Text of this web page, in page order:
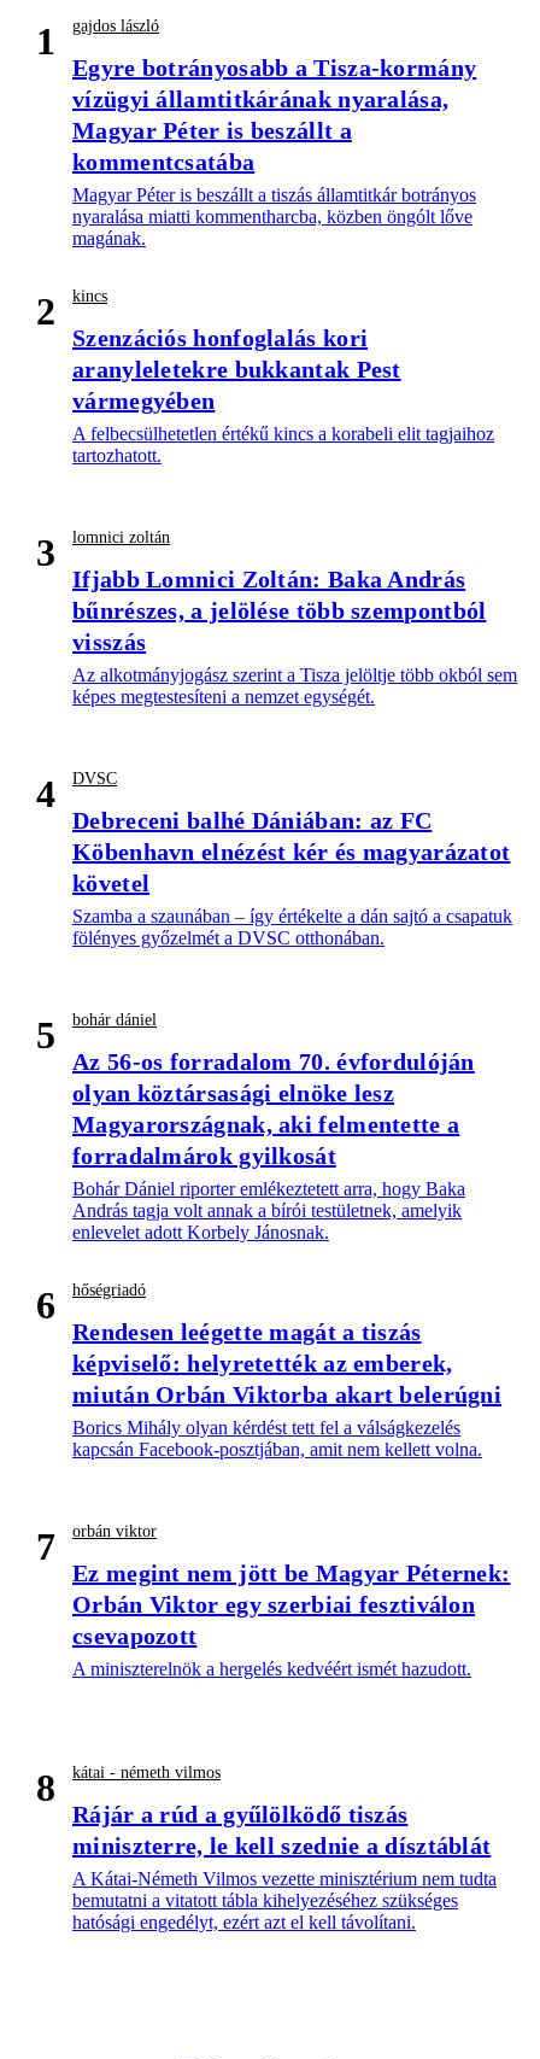
1 gajdos lászló
Egyre botrányosabb a Tisza-kormány
vízügyi államtitkárának nyaralása,
Magyar Péter is beszállt a
kommentcsatába
Magyar Péter is beszállt a tiszás államtitkár botrányos
nyaralása miatti kommentharcba, közben öngólt lőve
magának.
2 kincs
Szenzációs honfoglalás kori
aranyleletekre bukkantak Pest
vármegyében
A felbecsülhetetlen értékű kincs a korabeli elit tagjaihoz
tartozhatott.
3 lomnici zoltán
Ifjabb Lomnici Zoltán: Baka András
bűnrészes, a jelölése több szempontból
visszás
Az alkotmányjogász szerint a Tisza jelöltje több okból sem
képes megtestesíteni a nemzet egységét.
4 DVSC
Debreceni balhé Dániában: az FC
Köbenhavn elnézést kér és magyarázatot
követel
Szamba a szaunában – így értékelte a dán sajtó a csapatuk
fölényes győzelmét a DVSC otthonában.
5 bohár dániel
Az 56-os forradalom 70. évfordulóján
olyan köztársasági elnöke lesz
Magyarországnak, aki felmentette a
forradalmárok gyilkosát
Bohár Dániel riporter emlékeztetett arra, hogy Baka
András tagja volt annak a bírói testületnek, amelyik
enlevelet adott Korbely Jánosnak.
6 hőségriadó
Rendesen leégette magát a tiszás
képviselő: helyretették az emberek,
miután Orbán Viktorba akart belerúgni
Borics Mihály olyan kérdést tett fel a válságkezelés
kapcsán Facebook-posztjában, amit nem kellett volna.
7 orbán viktor
Ez megint nem jött be Magyar Péternek:
Orbán Viktor egy szerbiai fesztiválon
csevapozott
A miniszterelnök a hergelés kedvéért ismét hazudott.
8 kátai - németh vilmos
Rájár a rúd a gyűlölködő tiszás
miniszterre, le kell szednie a dísztáblát
A Kátai-Németh Vilmos vezette minisztérium nem tudta
bemutatni a vitatott tábla kihelyezéséhez szükséges
hatósági engedélyt, ezért azt el kell távolítani.